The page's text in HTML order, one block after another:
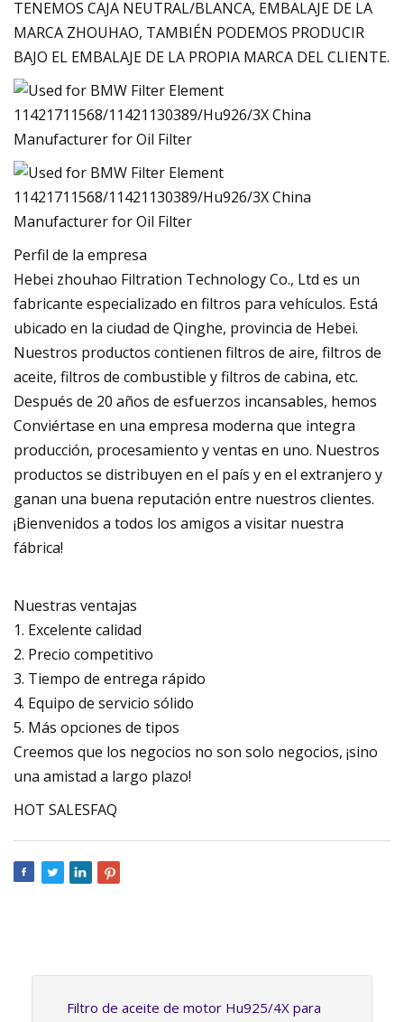
TENEMOS CAJA NEUTRAL/BLANCA, EMBALAJE DE LA
MARCA ZHOUHAO, TAMBIÉN PODEMOS PRODUCIR
BAJO EL EMBALAJE DE LA PROPIA MARCA DEL CLIENTE.
Perfil de la empresa
Hebei zhouhao Filtration Technology Co., Ltd es un
fabricante especializado en filtros para vehículos. Está
ubicado en la ciudad de Qinghe, provincia de Hebei.
Nuestros productos contienen filtros de aire, filtros de
aceite, filtros de combustible y filtros de cabina, etc.
Después de 20 años de esfuerzos incansables, hemos
Conviértase en una empresa moderna que integra
producción, procesamiento y ventas en uno. Nuestros
productos se distribuyen en el país y en el extranjero y
ganan una buena reputación entre nuestros clientes.
¡Bienvenidos a todos los amigos a visitar nuestra
fábrica!
Nuestras ventajas
1. Excelente calidad
2. Precio competitivo
3. Tiempo de entrega rápido
4. Equipo de servicio sólido
5. Más opciones de tipos
Creemos que los negocios no son solo negocios, ¡sino
una amistad a largo plazo!
HOT SALESFAQ
Filtro de aceite de motor Hu925/4X para